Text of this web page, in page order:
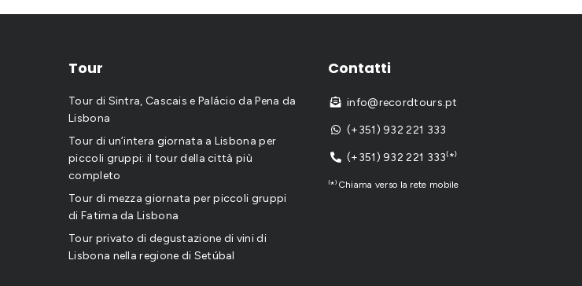
Tour
Tour di Sintra, Cascais e Palácio da Pena da
Lisbona
Tour di un’intera giornata a Lisbona per
piccoli gruppi: il tour della città più
completo
Tour di mezza giornata per piccoli gruppi
di Fatima da Lisbona
Tour privato di degustazione di vini di
Lisbona nella regione di Setúbal
Contatti
 info@recordtours.pt
 (+351) 932 221 333
 (+351) 932 221 333⁽*⁾
⁽*⁾Chiama verso la rete mobile